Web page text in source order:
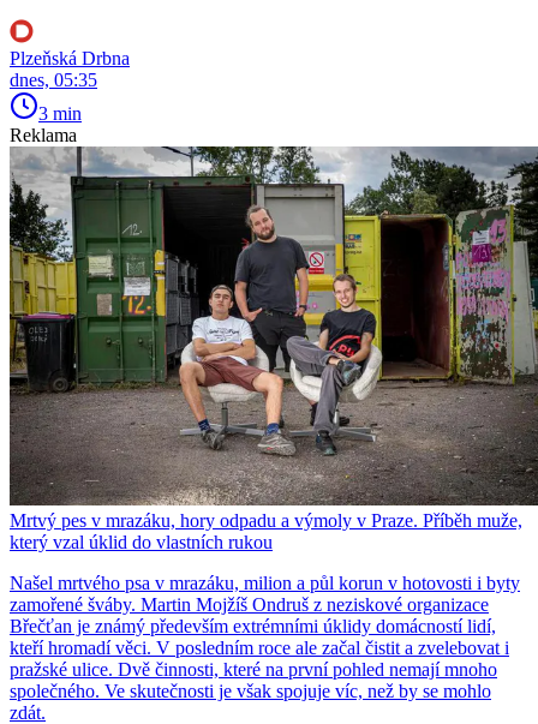
Plzeňská Drbna
dnes, 05:35
3 min
Reklama
Mrtvý pes v mrazáku, hory odpadu a výmoly v Praze. Příběh muže,
který vzal úklid do vlastních rukou
Našel mrtvého psa v mrazáku, milion a půl korun v hotovosti i byty
zamořené šváby. Martin Mojžíš Ondruš z neziskové organizace
Břečťan je známý především extrémními úklidy domácností lidí,
kteří hromadí věci. V posledním roce ale začal čistit a zvelebovat i
pražské ulice. Dvě činnosti, které na první pohled nemají mnoho
společného. Ve skutečnosti je však spojuje víc, než by se mohlo
zdát.